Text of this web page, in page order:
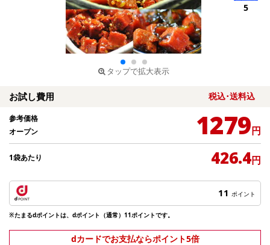
タップで拡大表示
5
お試し費用 税込･送料込
参考価格
オープン
1279円
1袋あたり 426.4円
11 ポイント
※たまるdポイントは、dポイント（通常）11ポイントです。
dカードでお支払ならポイント5倍